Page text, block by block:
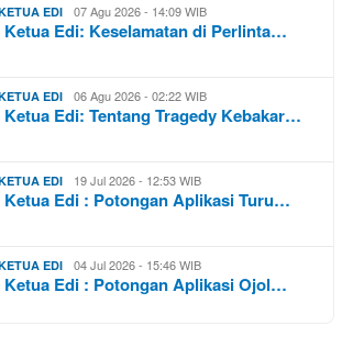
EDI 07 Agu 2026 - 14:09 WIB
Ketua Edi: Keselamatan di Perlinta…
EDI 06 Agu 2026 - 02:22 WIB
Ketua Edi: Tentang Tragedy Kebakar…
EDI 19 Jul 2026 - 12:53 WIB
Ketua Edi : Potongan Aplikasi Turu…
EDI 04 Jul 2026 - 15:46 WIB
Ketua Edi : Potongan Aplikasi Ojol…